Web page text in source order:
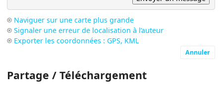
Naviguer sur une carte plus grande
Signaler une erreur de localisation à l’auteur
Exporter les coordonnées : GPS, KML
Annuler
Partage / Téléchargement